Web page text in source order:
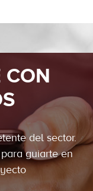
CON
del sector.
guiarte en